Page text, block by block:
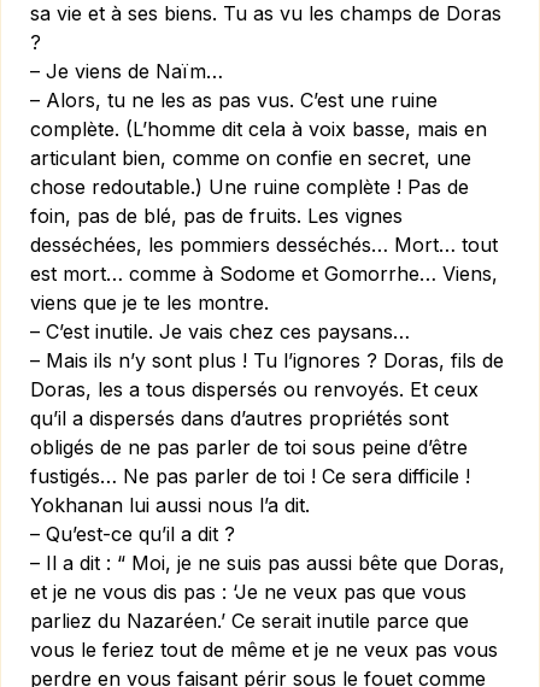
sa vie et à ses biens. Tu as vu les champs de Doras
?
– Je viens de Naïm…
– Alors, tu ne les as pas vus. C’est une ruine
complète. (L’homme dit cela à voix basse, mais en
articulant bien, comme on confie en secret, une
chose redoutable.) Une ruine complète ! Pas de
foin, pas de blé, pas de fruits. Les vignes
desséchées, les pommiers desséchés… Mort… tout
est mort… comme à Sodome et Gomorrhe… Viens,
viens que je te les montre.
– C’est inutile. Je vais chez ces paysans…
– Mais ils n’y sont plus ! Tu l’ignores ? Doras, fils de
Doras, les a tous dispersés ou renvoyés. Et ceux
qu’il a dispersés dans d’autres propriétés sont
obligés de ne pas parler de toi sous peine d’être
fustigés… Ne pas parler de toi ! Ce sera difficile !
Yokhanan lui aussi nous l’a dit.
– Qu’est-ce qu’il a dit ?
– Il a dit : “ Moi, je ne suis pas aussi bête que Doras,
et je ne vous dis pas : ‘Je ne veux pas que vous
parliez du Nazaréen.’ Ce serait inutile parce que
vous le feriez tout de même et je ne veux pas vous
perdre en vous faisant périr sous le fouet comme